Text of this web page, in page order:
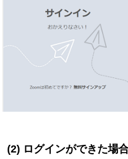
(2) ログインができた